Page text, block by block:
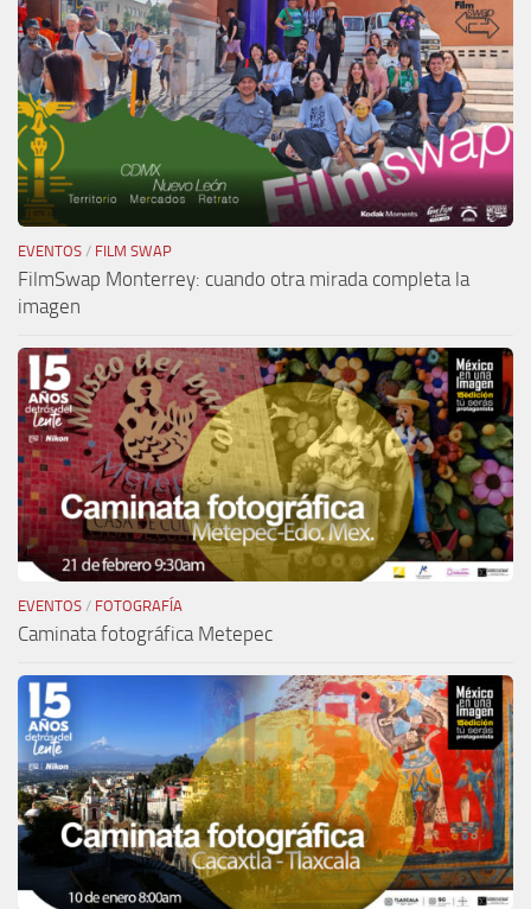
EVENTOS / FILM SWAP
FilmSwap Monterrey: cuando otra mirada completa la
imagen
EVENTOS / FOTOGRAFÍA
Caminata fotográfica Metepec